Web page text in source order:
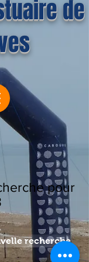
de
pour
recherche